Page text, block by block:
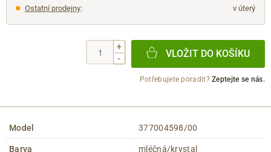
Ostatní prodejny: v úterý
+
-
VLOŽIT DO KOŠÍKU
Potřebujete poradit?Zeptejte se nás.
Model 377004598/00
Barva mléčná/krystal